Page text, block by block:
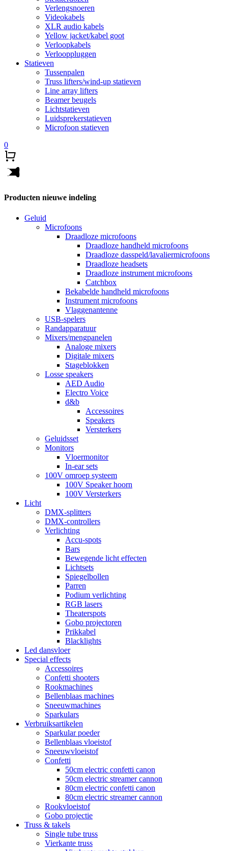
Verlengsnoeren
Videokabels
XLR audio kabels
Yellow jacket/kabel goot
Verloopkabels
Verlooppluggen
Statieven
Tussenpalen
Truss lifters/wind-up statieven
Line array lifters
Beamer beugels
Lichtstatieven
Luidsprekerstatieven
Microfoon statieven
0
Producten nieuwe indeling
Geluid
Microfoons
Draadloze microfoons
Draadloze handheld microfoons
Draadloze dasspeld/lavaliermicrofoons
Draadloze headsets
Draadloze instrument microfoons
Catchbox
Bekabelde handheld microfoons
Instrument microfoons
Vlaggenantenne
USB-spelers
Randapparatuur
Mixers/mengpanelen
Analoge mixers
Digitale mixers
Stageblokken
Losse speakers
AED Audio
Electro Voice
d&b
Accessoires
Speakers
Versterkers
Geluidsset
Monitors
Vloermonitor
In-ear sets
100V omroep systeem
100V Speaker hoorn
100V Versterkers
Licht
DMX-splitters
DMX-controllers
Verlichting
Accu-spots
Bars
Bewegende licht effecten
Lichtsets
Spiegelbollen
Parren
Podium verlichting
RGB lasers
Theaterspots
Gobo projectoren
Prikkabel
Blacklights
Led dansvloer
Special effects
Accessoires
Confetti shooters
Rookmachines
Bellenblaas machines
Sneeuwmachines
Sparkulars
Verbruiksartikelen
Sparkular poeder
Bellenblaas vloeistof
Sneeuwvloeistof
Confetti
50cm electric confetti canon
50cm electric streamer cannon
80cm electric confetti canon
80cm electric streamer cannon
Rookvloeistof
Gobo projectie
Truss & takels
Single tube truss
Vierkante truss